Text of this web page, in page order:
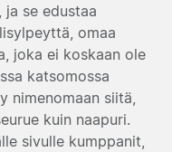
ja se edustaa
omaa
joka ei koskaan ole
katsomossa
nimenomaan siitä,
kuin naapuri.
sivulle kumppanit,